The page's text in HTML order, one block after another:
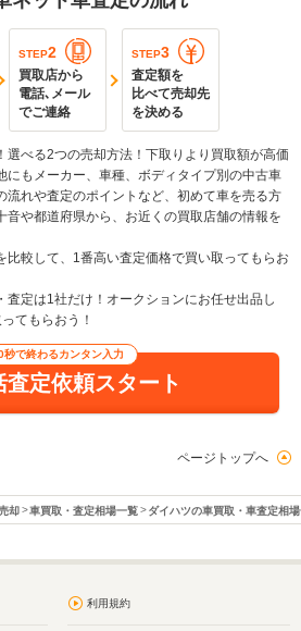
STEP2
買取店から
電話､メール
でご連絡
STEP3
査定額を
比べて売却先
を決める
選べる2つの売却方法！下取りより買取額が高価
にもメーカー、車種、ボディタイプ別の中古車
流れや査定のポイントなど、初めて車を売る方
音や都道府県から、お近くの買取店舗の情報を
比較して、1番高い査定価格で買い取ってもらお
査定は1社だけ！オークションにお任せ出品し
てもらおう！
秒で終わるカンタン入力
査定依頼スタート
ページトップへ
却 車買取・査定相場一覧 ダイハツの車買取・車査定相
利用規約